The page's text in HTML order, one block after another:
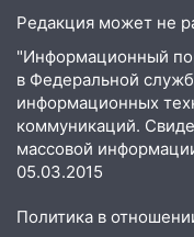
16:10
Инзенском
16:06
Симбирской
15:45 Жителям
анализов
Редакция может не
"Информационный
в Федеральной
информационных
коммуникаций.
массовой
05.03.2015
Политика в